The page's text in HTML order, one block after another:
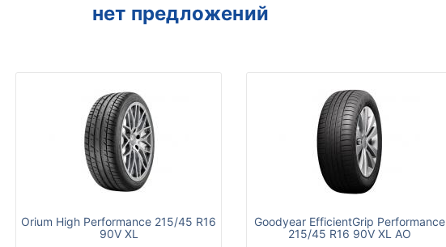
нет предложений
Orium High Performance 215/45 R16
90V XL
Goodyear EfficientGrip Performance
215/45 R16 90V XL AO